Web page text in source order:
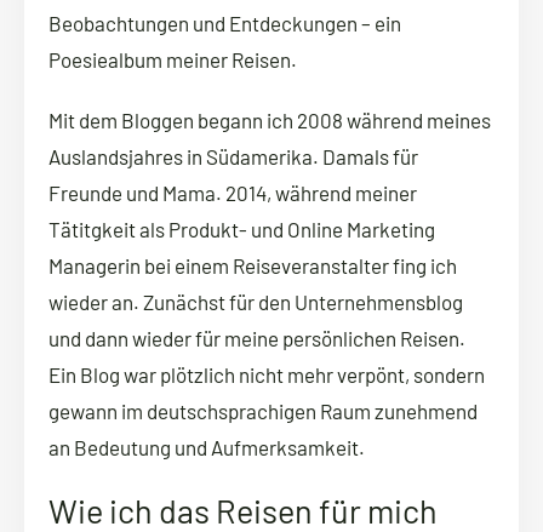
Beobachtungen und Entdeckungen – ein
Poesiealbum meiner Reisen.
Mit dem Bloggen begann ich 2008 während meines
Auslandsjahres in Südamerika. Damals für
Freunde und Mama. 2014, während meiner
Tätitgkeit als Produkt- und Online Marketing
Managerin bei einem Reiseveranstalter fing ich
wieder an. Zunächst für den Unternehmensblog
und dann wieder für meine persönlichen Reisen.
Ein Blog war plötzlich nicht mehr verpönt, sondern
gewann im deutschsprachigen Raum zunehmend
an Bedeutung und Aufmerksamkeit.
Wie ich das Reisen für mich